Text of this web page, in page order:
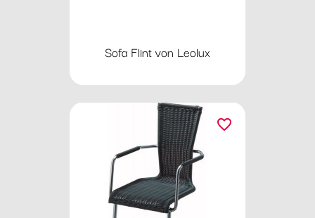
Sofa Flint von Leolux
favorite_border